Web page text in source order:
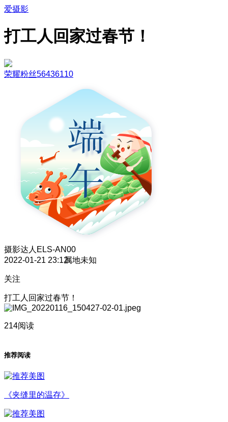
爱摄影
打工人回家过春节！
荣耀粉丝56436110
摄影达人 ELS-AN00
2022-01-21 23:12属地未知
关注
打工人回家过春节！
214阅读
推荐阅读
《夹缝里的温存》